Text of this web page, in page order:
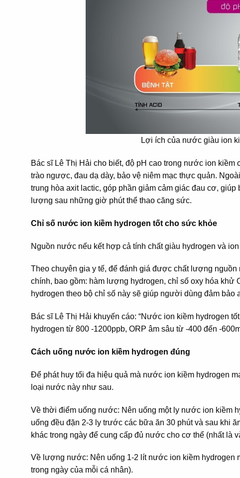
Lợi ích của nước giàu ion
Bác sĩ Lê Thị Hải cho biết, độ pH cao trong nước ion
trào ngược, đau dạ dày, bảo vệ niêm mạc thực quản.
trung hòa axit lactic, góp phần giảm cảm giác đau cơ,
lượng sau những giờ phút thể thao căng sức.
Chỉ số nước ion kiềm hydrogen tốt cho sức khỏe
Nguồn nước nếu kết hợp cả tính chất giàu hydrogen và
Theo chuyên gia y tế, để đánh giá được chất lượng
chính, bao gồm: hàm lượng hydrogen, chỉ số oxy hóa
hydrogen theo bộ chỉ số này sẽ giúp người dùng đảm
Bác sĩ Lê Thị Hải khuyến cáo: “Nước ion kiềm hydrogen
hydrogen từ 800 -1200ppb, ORP âm sâu từ -400 đến -
Cách uống nước ion kiềm hydrogen đúng
Để phát huy tối đa hiệu quả mà nước ion kiềm hydrogen
loại nước này như sau.
Về thời điểm uống nước: Nên uống một ly nước ion kiềm
uống đều đặn 2-3 ly trước các bữa ăn 30 phút và sau khi
khác trong ngày để cung cấp đủ nước cho cơ thể (nhất là
Về lượng nước: Nên uống 1-2 lít nước ion kiềm hydrogen
trong ngày của mỗi cá nhân).